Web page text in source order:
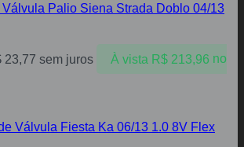
Palio Siena Strada Doblo 04/13
23,77 sem juros À vista R$213,96 no